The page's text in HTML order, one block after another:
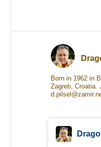
Born in 1962 in
Zagreb, Croatia.